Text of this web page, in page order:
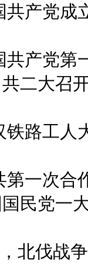
产党成
党第
二大召
路工人
次合
民党一
北伐战争